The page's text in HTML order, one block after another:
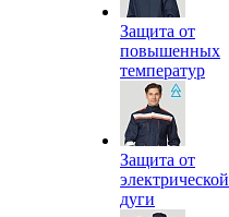
Защита от
повышенных
температур
Защита от
электрической
дуги